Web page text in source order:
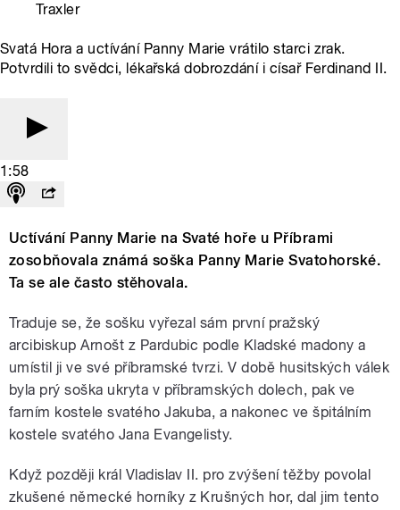
Traxler
Svatá Hora a uctívání Panny Marie vrátilo starci zrak.
Potvrdili to svědci, lékařská dobrozdání i císař Ferdinand II.
1:58
Uctívání Panny Marie na Svaté hoře u Příbrami
zosobňovala známá soška Panny Marie Svatohorské.
Ta se ale často stěhovala.
Traduje se, že sošku vyřezal sám první pražský
arcibiskup Arnošt z Pardubic podle Kladské madony a
umístil ji ve své příbramské tvrzi. V době husitských válek
byla prý soška ukryta v příbramských dolech, pak ve
farním kostele svatého Jakuba, a nakonec ve špitálním
kostele svatého Jana Evangelisty.
Když později král Vladislav II. pro zvýšení těžby povolal
zkušené německé horníky z Krušných hor, dal jim tento